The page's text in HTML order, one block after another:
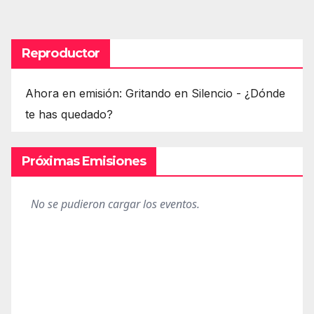
entradas
Reproductor
Ahora en emisión: Gritando en Silencio - ¿Dónde
te has quedado?
Próximas Emisiones